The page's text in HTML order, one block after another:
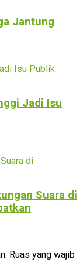
Jantung
Jadi Isu
Suara di
Ruas yang wajib